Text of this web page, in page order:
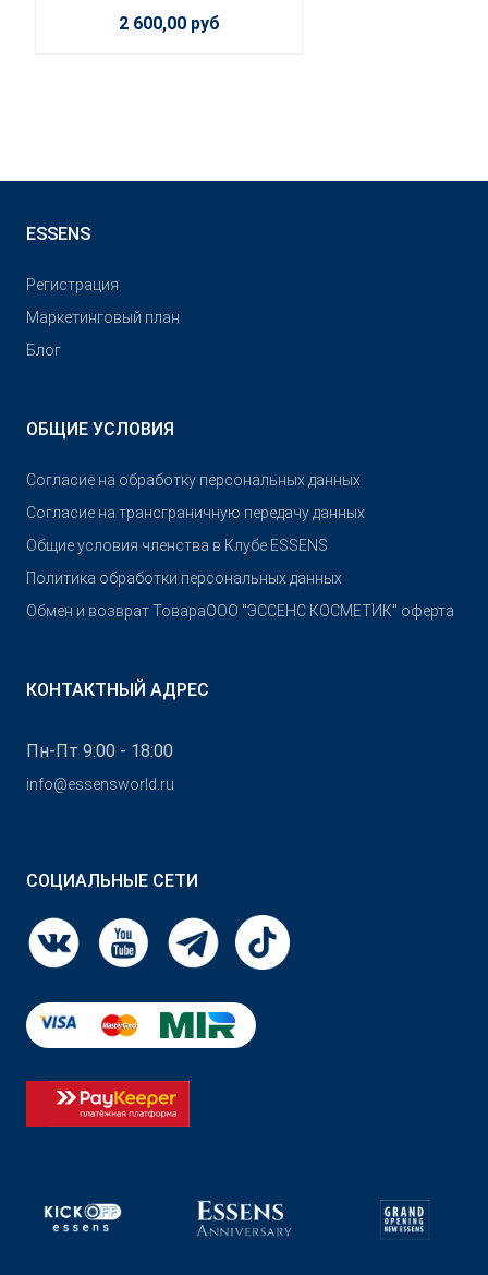
2 600,00 руб
ESSENS
Pегистрация
Маркетинговый план
Блог
ОБЩИЕ УСЛОВИЯ
Согласие на обработку персональных данных
Согласие на трансграничную передачу данных
Общие условия членства в Клубе ESSENS
Политика обработки персональных данных
Обмен и возврат ТовараOOO "ЭССЕНС КОСМЕТИК" оферта
КОНТАКТНЫЙ АДРЕС
Пн-Пт 9:00 - 18:00
info@essensworld.ru
СОЦИАЛЬНЫЕ СЕТИ